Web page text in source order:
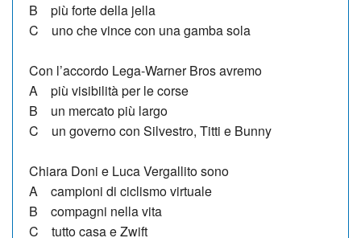
B più forte della jella
C uno che vince con una gamba sola
Con l’accordo Lega-Warner Bros avremo
A più visibilità per le corse
B un mercato più largo
C un governo con Silvestro, Titti e Bunny
Chiara Doni e Luca Vergallito sono
A campioni di ciclismo virtuale
B compagni nella vita
C tutto casa e Zwift